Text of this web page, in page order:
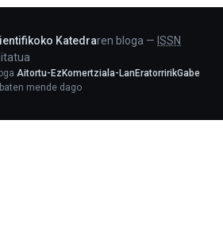
Katedraren bloga — ISSN
Aitortu-EzKomertziala-LanEratorririkGabe
baten mende dago